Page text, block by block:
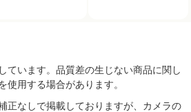
ています。品質差の生じない商品に関し
使用する場合があります。
正なしで掲載しておりますが、カメラの